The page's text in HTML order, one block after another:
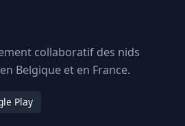
collaboratif des nids
Belgique et en France.
Play